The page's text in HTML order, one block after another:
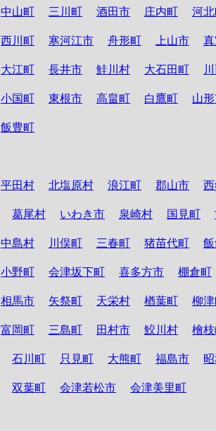
中山町 三川町 酒田市 庄内町 河
西川町 寒河江市 舟形町 上山市
大江町 長井市 鮭川村 大石田町
小国町 東根市 高畠町 白鷹町 山
飯豊町
平田村 北塩原村 浪江町 郡山市
葛尾村 いわき市 泉崎村 国見町
中島村 川俣町 三春町 猪苗代町
小野町 会津坂下町 喜多方市 棚倉町
相馬市 矢祭町 天栄村 楢葉町 柳
富岡町 三島町 田村市 鮫川村 檜
石川町 只見町 大熊町 福島市
双葉町 会津若松市 会津美里町